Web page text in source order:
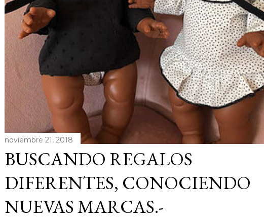
noviembre 21, 2018
BUSCANDO REGALOS
DIFERENTES, CONOCIENDO
NUEVAS MARCAS.-